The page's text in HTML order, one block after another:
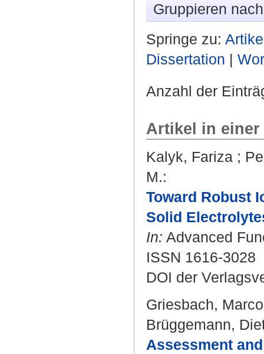
Gruppieren
Springe zu:
Dissertation |
Anzahl der
Artikel in
Kalyk, Fariza ;
M.:
Toward Robust
Solid
In: Advanced
ISSN 1616-3028
DOI der
Griesbach, Marco
Brüggemann,
Assessment